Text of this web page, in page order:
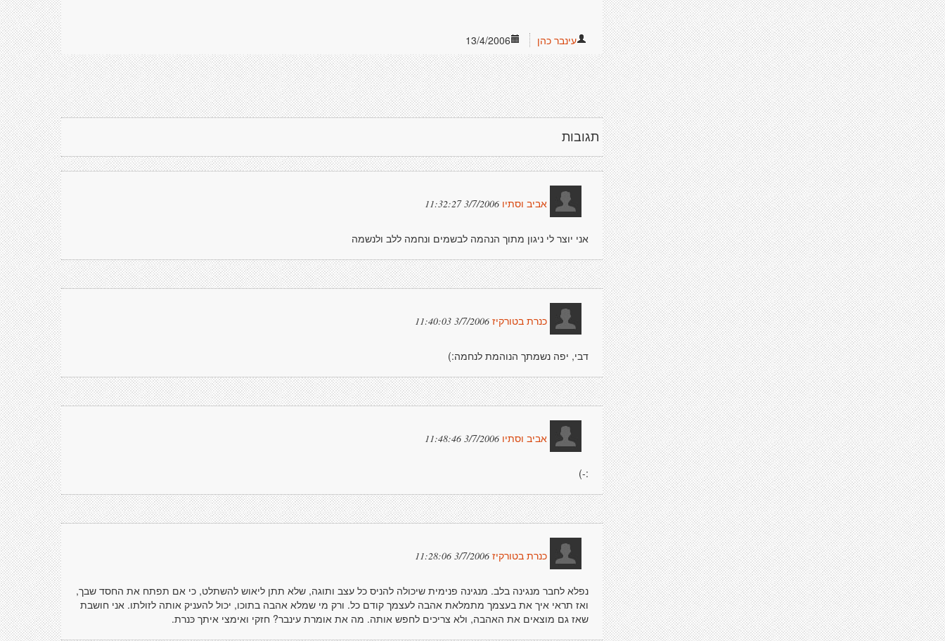
13/4/2006 עינבר כהן
תגובות
אביב וסתיו 3/7/2006 11:32:27
אני יוצר לי ניגון מתוך הנהמה לבשמים ונחמה ללב ולנשמה
כנרת בטורקיז 3/7/2006 11:40:03
דבי, יפה נשמתך הנוהמת לנחמה:)
אביב וסתיו 3/7/2006 11:48:46
:-)
כנרת בטורקיז 3/7/2006 11:28:06
נפלא לחבר מנגינה בלב. מנגינה פנימית שיכולה להניס כל עצב ותוגה, שלא תתן ליאוש להשתלט, כי אם תפתח את החסד שבך,
ואז תראי איך את בעצמך מתמלאת אהבה לעצמך קודם כל. ורק מי שמלא אהבה בתוכו, יכול להעניק אותה לזולתו. אני חושבת
שאז גם מוצאים את האהבה, ולא צריכים לחפש אותה. מה את אומרת עינבר? חזקי ואימצי איתך כּנרת.